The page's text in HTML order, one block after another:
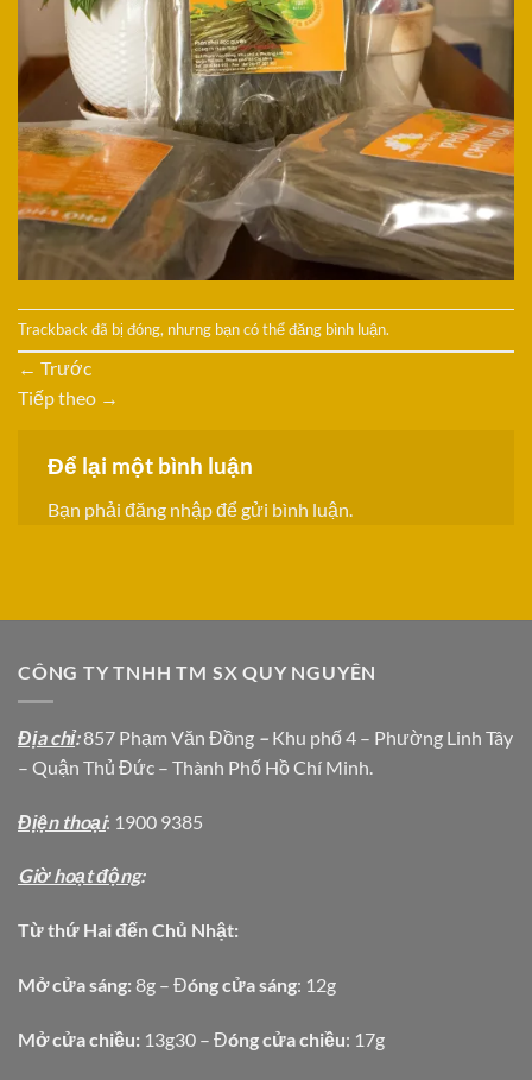
Trackback đã bị đóng, nhưng bạn có thểđăng bình luận.
← Trước
Tiếp theo →
Để lại một bình luận
Bạn phải đăng nhậpđể gửi bình luận.
CÔNG TY TNHH TM SX QUY NGUYÊN
Địa chỉ:857 Phạm Văn Đồng – Khu phố 4 – Phường Linh Tây
– Quận Thủ Đức – Thành Phố Hồ Chí Minh.
Địện thoại: 1900 9385
Giờ hoạt động:
Từ thứ Hai đến Chủ Nhật:
Mở cửa sáng: 8g – Đóng cửa sáng: 12g
Mở cửa chiều: 13g30 – Đóng cửa chiều: 17g